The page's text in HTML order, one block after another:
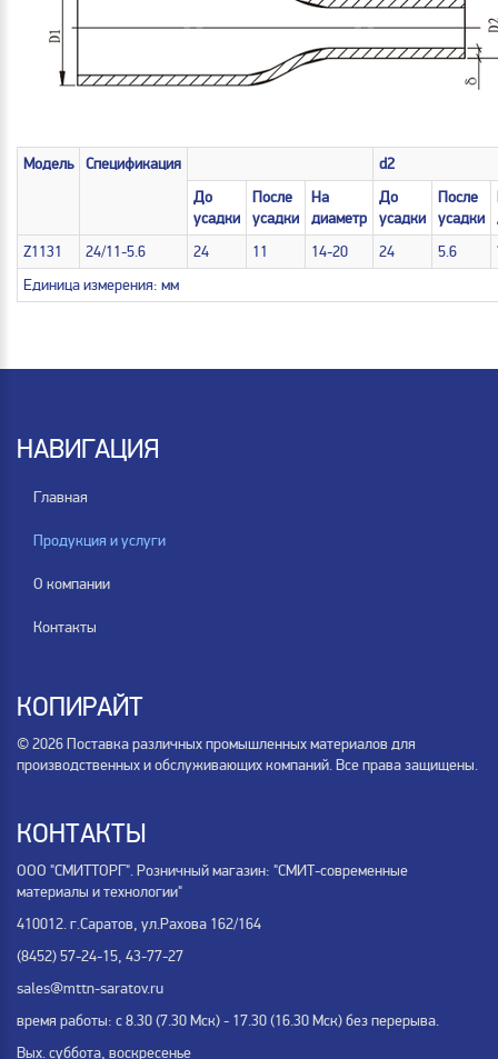
Модель Спецификация
d2
До
усадки
После
усадки
На
диаметр
До
усадки
После
усадки
Z1131
24/11-5.6 24 11 14-20 24 5.6
Единица измерения: мм
НАВИГАЦИЯ
Главная
Продукция и услуги
О компании
Контакты
КОПИРАЙТ
© 2026 Поставка различных промышленных материалов для
производственных и обслуживающих компаний. Все права защищены.
КОНТАКТЫ
ООО "СМИТТОРГ". Розничный магазин: "СМИТ-современные
материалы и технологии"
410012. г.Саратов, ул.Рахова 162/164
(8452) 57-24-15, 43-77-27
sales@mttn-saratov.ru
время работы: с 8.30 (7.30 Мск) - 17.30 (16.30 Мск) без перерыва.
Вых. суббота, воскресенье